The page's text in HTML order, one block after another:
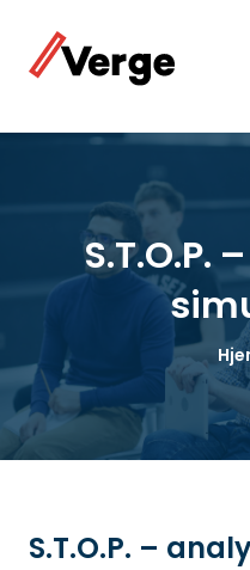
S.T.O.P.
S.T.O.P. –